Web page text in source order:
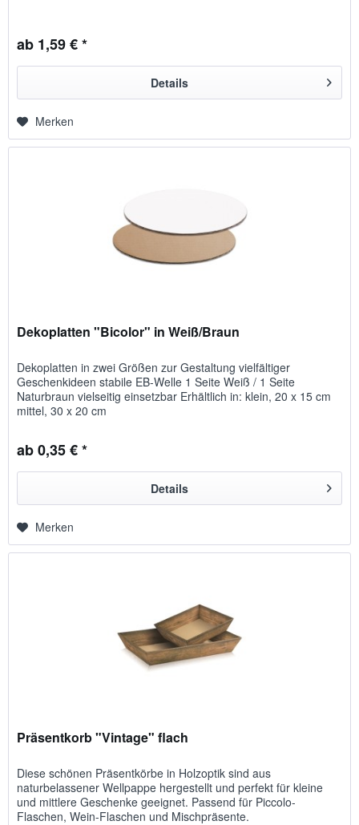
ab 1,59 € *
Details
Merken
Dekoplatten "Bicolor" in Weiß/Braun
Dekoplatten in zwei Größen zur Gestaltung vielfältiger
Geschenkideen stabile EB-Welle 1 Seite Weiß / 1 Seite
Naturbraun vielseitig einsetzbar Erhältlich in: klein, 20 x 15 cm
mittel, 30 x 20 cm
ab 0,35 € *
Details
Merken
Präsentkorb "Vintage" flach
Diese schönen Präsentkörbe in Holzoptik sind aus
naturbelassener Wellpappe hergestellt und perfekt für kleine
und mittlere Geschenke geeignet. Passend für Piccolo-
Flaschen, Wein-Flaschen und Mischpräsente.